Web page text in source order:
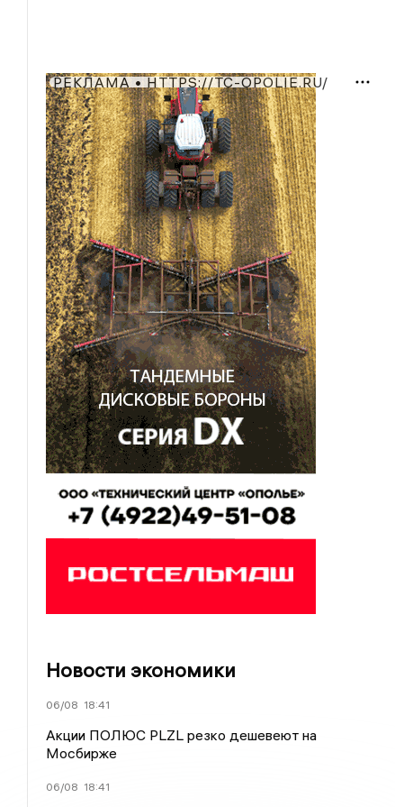
РЕКЛАМА • HTTPS://TC-OPOLIE.RU/
Новости экономики
06/08 18:41
Акции ПОЛЮС PLZL резко дешевеют на
Мосбирже
06/08 18:41